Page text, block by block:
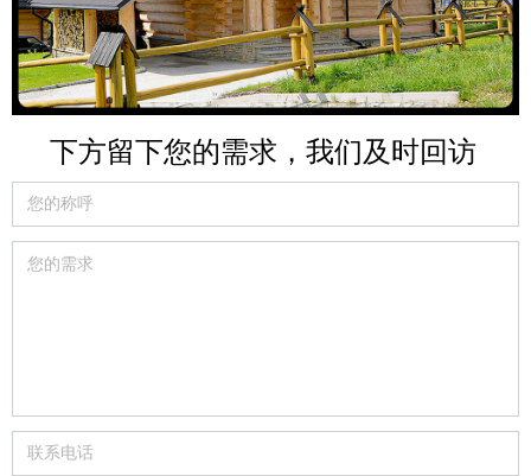
下方留下您的需求，我们及时回访